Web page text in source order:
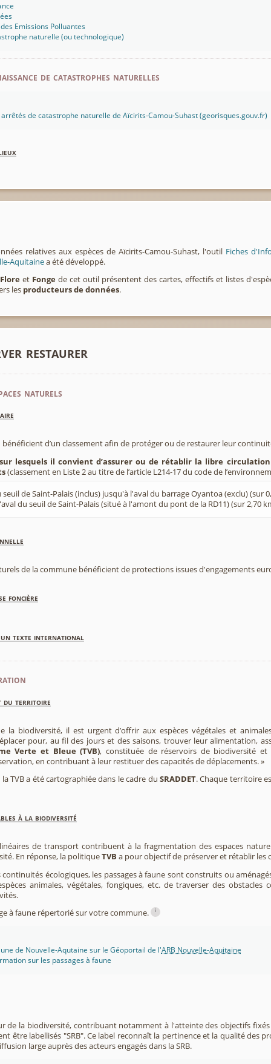
Emissions Polluantes
naturelle (ou technologique)
de catastrophes naturelles
de catastrophe naturelle de Aïcirits-Camou-Suhast (georisques.gouv.fr)
relatives aux espèces de Aïcirits-Camou-Suhast, l'outil Fiches
Aquitainea été développé.
Flore et Fonge de cet outil présentent des cartes, effectifs et listes
les producteurs de données.
restaurer
naturels
bénéficient d’un classement afin de protéger ou de restaurer leur
lesquels il convient d’assurer ou de rétablir la libre
(classement en Liste 2 au titre de l’article L214-17 du code de
seuil de Saint-Palais (inclus) jusqu'à l'aval du barrage Oyantoa (exclu) (sur
du seuil de Saint-Palais (situé à l'amont du pont de la RD11) (sur 2,70
de la commune bénéficient de protections issues d'engagements
foncière
texte international
du territoire
la biodiversité, il est urgent d’offrir aux espèces végétales et
pour, au fil des jours et des saisons, trouver leur alimentation,
Verte et Bleue (TVB), constituée de réservoirs de biodiversité
en contribuant à leur restituer des capacités de déplacements. »
TVB a été cartographiée dans le cadre du SRADDET. Chaque territoire
à la biodiversité
de transport contribuent à la fragmentation des espaces
En réponse, la politiqueTVB a pour objectif de préserver et rétablir les
écologiques, les passages à faune sont construits ou
animales, végétales, fongiques, etc. de traverser des
à faune répertorié sur votre commune.
i
de Nouvelle-Aqutaine sur le Géoportail de l'ARB Nouvelle-Aquitaine
sur les passages à faune
de la biodiversité, contribuant notamment à l'atteinte des objectifs fixés
être labellisés "SRB". Ce label reconnaît la pertinence et la qualité des
large auprès des acteurs engagés dans la SRB.